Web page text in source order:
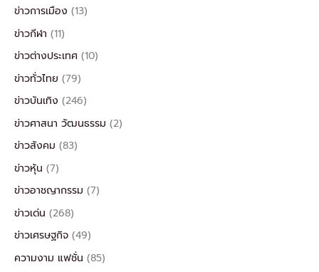
ข่าวการเมือง (13)
ข่าวกีฬา (11)
ข่าวต่างประเทศ (10)
ข่าวทั่วไทย (79)
ข่าวบันเทิง (246)
ข่าวศาสนา วัฒนธรรม (2)
ข่าวสังคม (83)
ข่าวหุ้น (7)
ข่าวอาชญากรรม (7)
ข่าวเด่น (268)
ข่าวเศรษฐกิจ (49)
ความงาม แฟชั่น (85)